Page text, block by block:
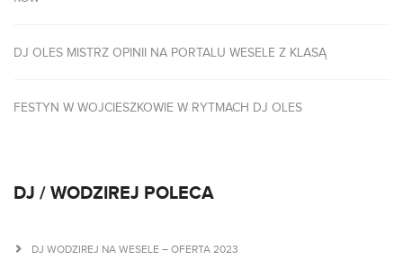
DJ OLES MISTRZ OPINII NA PORTALU WESELE Z KLASĄ
FESTYN W WOJCIESZKOWIE W RYTMACH DJ OLES
DJ / WODZIREJ POLECA
DJ WODZIREJ NA WESELE – OFERTA 2023